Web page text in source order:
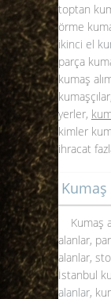
toptan
örme
ikinci el
parça
kumaş
yerler,
kimler
ihracat
Kumaş
alanlar,
alanlar,
İstanbul
alanlar,